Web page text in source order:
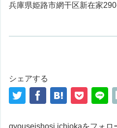
兵庫県姫路市網干区新在家
シェアする
gyouseishosi ichiokaをフォロ